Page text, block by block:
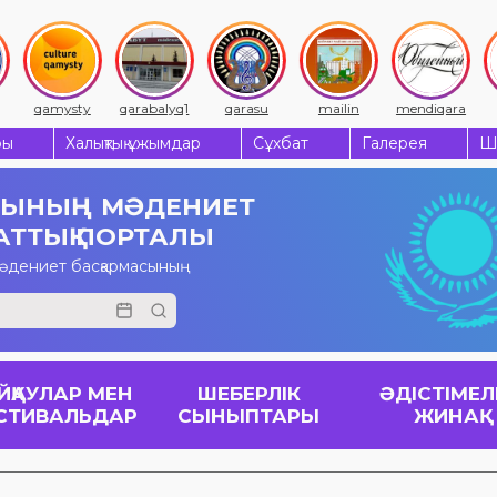
qamysty qarabalyq1 qarasu mailin mendiqara
Халықтық ұжымдар Сұхбат Галерея
МӘДЕНИЕТ
ПОРТАЛЫ
басқармасының
МЕН
ШЕБЕРЛІК
СЫНЫПТАРЫ
ЖИНАҚ